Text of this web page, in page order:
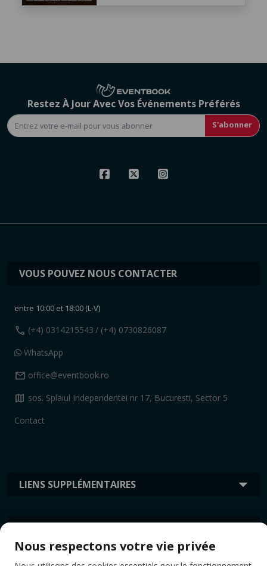
Restez À Jour Avec Vos Événements Préférés
S'abonner
LIENS SUPPLÉMENTAIRES
VOUS POUVEZ NOUS CONTACTER
entre 10:00 et 18:00 (L-V)
call (+4) 0314215543 / (+4) 0730826087
WhatsApp
mail office@eventbook.ro
map sos. Splaiul Independentei nr 17, Bucuresti, Sector 5
Contact
Nous respectons votre vie privée